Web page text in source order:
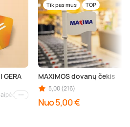
(aps.), Palanga (aps.), Nida (aps.),
Kiti miestai
Tik pas mus TOP
MAXIMOS dovanų čekis
5,00 (216)
Nuo 5,00 €